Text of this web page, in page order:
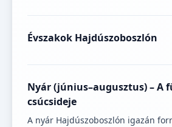
Évszakok Hajdúszoboszlón
Nyár (június–augusztus) – A
csúcsideje
A nyár Hajdúszoboszlón igazán